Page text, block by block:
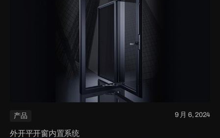
产品 9 月 6, 2024
外开平开窗内置系统